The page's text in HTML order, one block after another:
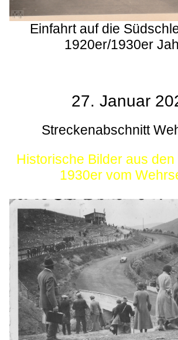
Einfahrt auf die
1920er/1930er
27. Januar
Streckenabschnitt
Historische Bilder aus
1930er vom